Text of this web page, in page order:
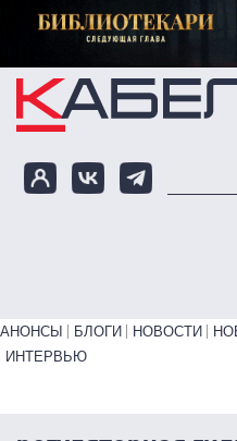
Перейти к основному
Primary links bottom
АНОНСЫ БЛОГИ НОВОСТИ
ИНТЕРВЬЮ